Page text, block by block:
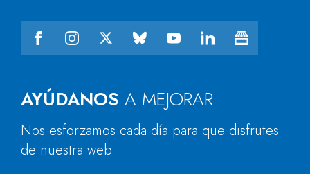
AYÚDANOS A MEJORAR
Nos esforzamos cada día para que disfrutes
de nuestra web.